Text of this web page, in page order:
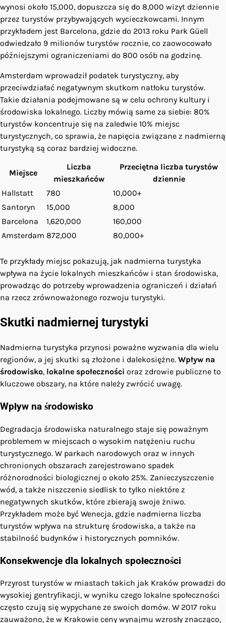
wynosi około 15,000, dopuszcza się do 8,000 wizyt dziennie
przez turystów przybywających wycieczkowcami. Innym
przykładem jest Barcelona, gdzie do 2013 roku Park Güell
odwiedzało 9 milionów turystów rocznie, co zaowocowało
późniejszymi ograniczeniami do 800 osób na godzinę.
Amsterdam wprowadził podatek turystyczny, aby
przeciwdziałać negatywnym skutkom natłoku turystów.
Takie działania podejmowane są w celu ochrony kultury i
środowiska lokalnego. Liczby mówią same za siebie: 80%
turystów koncentruje się na zaledwie 10% miejsc
turystycznych, co sprawia, że napięcia związane z nadmierną
turystyką są coraz bardziej widoczne.
Miejsce
Liczba
mieszkańców
Przeciętna liczba turystów
dziennie
Hallstatt
780
10,000+
Santoryn
15,000
8,000
Barcelona
1,620,000
160,000
Amsterdam 872,000 80,000+
Te przykłady miejsc pokazują, jak nadmierna turystyka
wpływa na życie lokalnych mieszkańców i stan środowiska,
prowadząc do potrzeby wprowadzenia ograniczeń i działań
na rzecz zrównoważonego rozwoju turystyki.
Skutki nadmiernej turystyki
Nadmierna turystyka przynosi poważne wyzwania dla wielu
regionów, a jej skutki są złożone i dalekosiężne. Wpływ na
środowisko, lokalne społeczności oraz zdrowie publiczne to
kluczowe obszary, na które należy zwrócić uwagę.
Wpływ na środowisko
Degradacja środowiska naturalnego staje się poważnym
problemem w miejscach o wysokim natężeniu ruchu
turystycznego. W parkach narodowych oraz w innych
chronionych obszarach zarejestrowano spadek
różnorodności biologicznej o około 25%. Zanieczyszczenie
wód, a także niszczenie siedlisk to tylko niektóre z
negatywnych skutków, które zbierają swoje żniwo.
Przykładem może być Wenecja, gdzie nadmierna liczba
turystów wpływa na strukturę środowiska, a także na
stabilność budynków i historycznych pomników.
Konsekwencje dla lokalnych społeczności
Przyrost turystów w miastach takich jak Kraków prowadzi do
wysokiej gentryfikacji, w wyniku czego lokalne społeczności
często czują się wypychane ze swoich domów. W 2017 roku
zauważono, że w Krakowie ceny wynajmu wzrosły znacząco,